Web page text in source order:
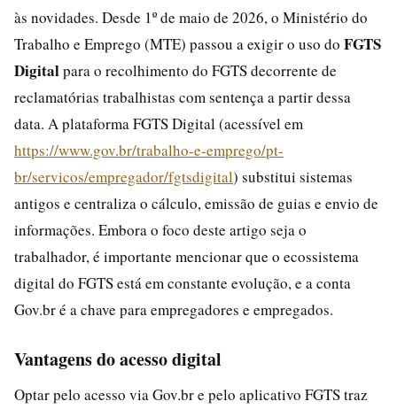
às novidades. Desde 1º de maio de 2026, o Ministério do
Trabalho e Emprego (MTE) passou a exigir o uso do FGTS
Digitalpara o recolhimento do FGTS decorrente de
reclamatórias trabalhistas com sentença a partir dessa
data. A plataforma FGTS Digital (acessível em
https://www.gov.br/trabalho-e-emprego/pt-
br/servicos/empregador/fgtsdigital) substitui sistemas
antigos e centraliza o cálculo, emissão de guias e envio de
informações. Embora o foco deste artigo seja o
trabalhador, é importante mencionar que o ecossistema
digital do FGTS está em constante evolução, e a conta
Gov.br é a chave para empregadores e empregados.
Vantagens do acesso digital
Optar pelo acesso via Gov.br e pelo aplicativo FGTS traz